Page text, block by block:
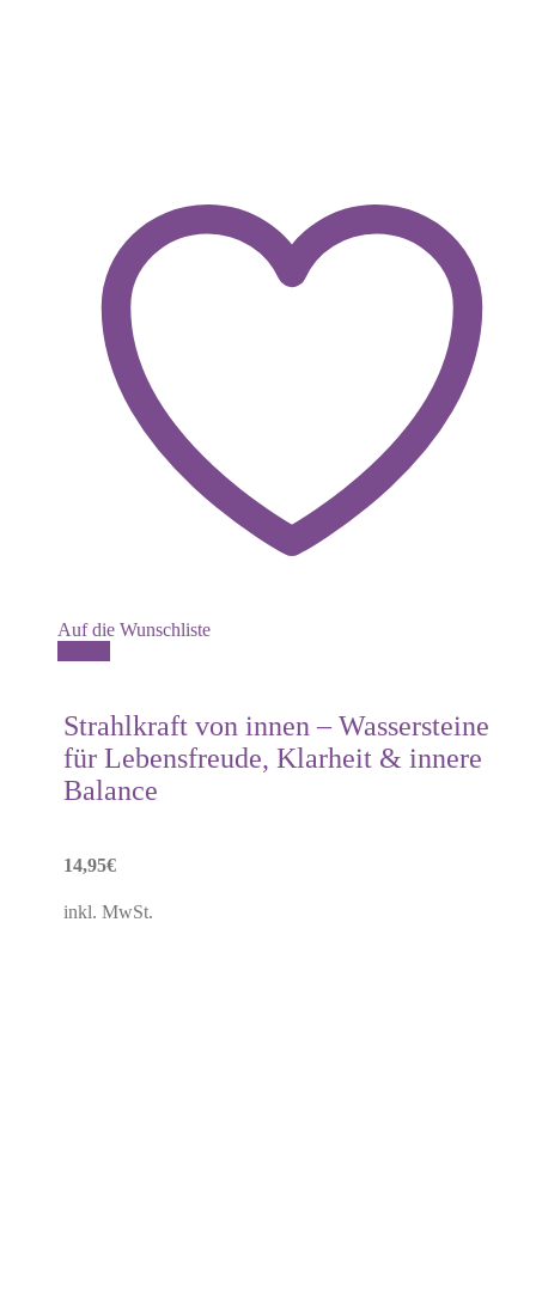
Auf die Wunschliste
Strahlkraft von innen – Wassersteine
für Lebensfreude, Klarheit & innere
Balance
14,95€
inkl. MwSt.